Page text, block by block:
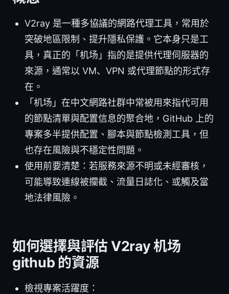
V2ray 是一種多協議的網路代理工具，常用於
突破地區限制、提升隱私保護。它本身只是工
具，真正的「机场」指的是提供代理伺服器的
來源，通常以 VM、VPN 或代理節點的形式存
在。
「机场」在中文網路社群中常被用來指代可用
的節點清單與配置信息的聚合地，GitHub 上的
專案多半提供配置、腳本與節點檢測工具，但
也存在風險與不穩定性問題。
使用前要清楚：若服務來源不明或未經審核，
可能導致連線被攔截、流量日誌化、或觸及當
地法律風險。
如何選擇與評估 V2ray 机场
github 的資源
檢視專案活躍度：